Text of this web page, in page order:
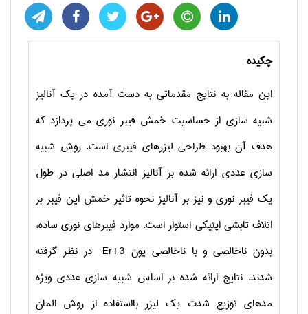
چکیده
این مقاله به نتایج مقدماتی به دست آمده در یک آنالیز
شبیه سازی از حساسیت خمش فیبر نوری می پردازد که
هدف آن بهبود طراحی لیزرهای فیبری است. روش شبیه
سازی عددی ارائه شده بر آنالیز انتشار مد اصلی در طول
یک فیبر نوری و نیز بر آنالیز نحوه تاثیر خمش این فیبر بر
اتلاف تابشی اپتیکی استوار است. موارد فیبرهای نوری ساده،
بدون ناخالصی و با ناخالصی یون Er+3 در نظر گرفته
شدند. نتایج ارائه شده بر اساس شبیه سازی عددی ویژه
مدهای توزیع شدت یک لیزر بااستفاده از روش المان